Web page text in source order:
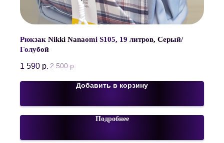
Рюкзак Nikki Nanaomi S105, 19 литров, Серый/
Голубой
1 590 р. 2 500 р.
Добавить в корзину
Подробнее